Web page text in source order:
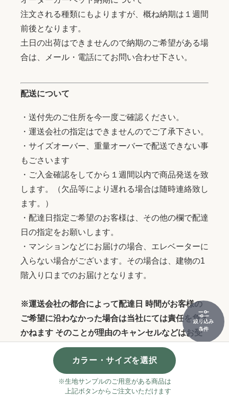
絞り込み
条件
カラー・サイズを選択
※生地サンプルのご用意がある商品は
上記ボタンからご注文いただけます
注文される種類にもよりますが、概ね納期は１週間
前後となります。
土日の出荷はできませんので納期のご希望がある場
合は、メール・電話にてお問い合わせ下さい。
配送について
・送付先のご住所を今一度ご確認ください。
・運送会社の指定はできませんのでご了承下さい。
・サイズオーバー、重量オーバーで配送できない事
もごさいます
・ご入金確認をしてから１週間以内で商品発送を致
します。（欠品等により遅れる場合は随時連絡致し
ます。）
・配達日指定ご希望のお客様は、その他の欄で配達
日の指定をお願いします。
・マンションなどにお届けの場合、エレベーターに
入らない場合がございます。その場合は、建物の1
階入り口までのお届けとなります。
※運送会社の都合によって配達日 時間がお客様の
ご希望に沿わなかった場合は当社にては責任を負え
かねます そのことが理由のキャンセルなどはお受
けつけいたしかねますのでご了承下さいませ。